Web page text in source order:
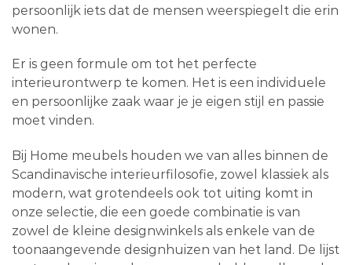
persoonlijk iets dat de mensen weerspiegelt die erin
wonen.
Er is geen formule om tot het perfecte
interieurontwerp te komen. Het is een individuele
en persoonlijke zaak waar je je eigen stijl en passie
moet vinden.
Bij Home meubels houden we van alles binnen de
Scandinavische interieurfilosofie, zowel klassiek als
modern, wat grotendeels ook tot uiting komt in
onze selectie, die een goede combinatie is van
zowel de kleine designwinkels als enkele van de
toonaangevende designhuizen van het land. De lijst